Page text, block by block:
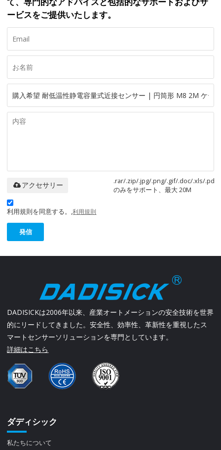
ービスをご提供いたします。
.rar/.zip/.jpg/.png/.gif/.doc/.xls/.pdf
のみをサポート、最大 20M
アクセサリー
利用規則を同意する。,利用規則
発信
DADISICKは2006年以来、産業オートメーションの安全技術を世界
的にリードしてきました。安全性、効率性、革新性を重視したス
マートセンサーソリューションを専門としています。
詳細はこちら
ダディシック
私たちについて